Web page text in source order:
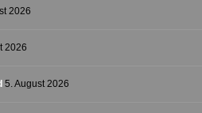
2026
2026
5. August 2026